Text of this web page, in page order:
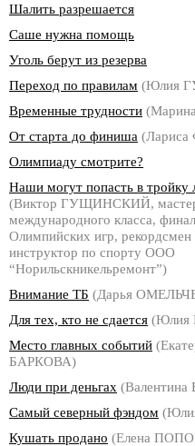
Шалить разрешается
Саше нужна помощь
Уголь берут из резерва
Переход по правилам (Юлия
Временные трудности
От старта до финиша
Олимпиаду смотрите?
Наши могут попасть в тройку
(Виктор ГУЩИНСКИЙ,
международного класса,
Олимпийских игр, рекордсмен
инструктор по спорту ООО
“Норильскникельремонт”)
Внимание ТБ (Дарья
Для тех, кто не сдается (Юлия
Место главных событий
БАРКОВА)
Люди при деньгах
Самый северный фэндом
Кушать продано (Елена